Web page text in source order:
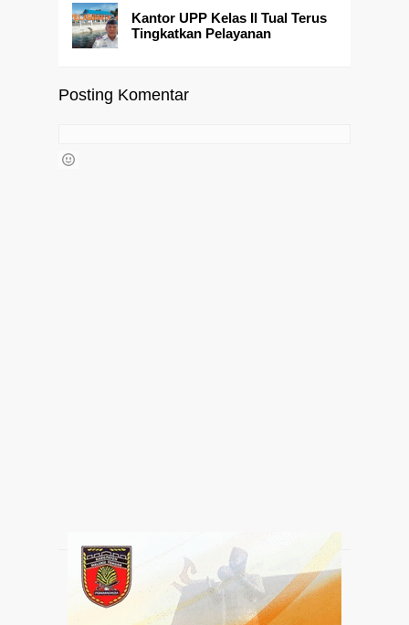
Kantor UPP Kelas II Tual Terus
Tingkatkan Pelayanan
Posting Komentar